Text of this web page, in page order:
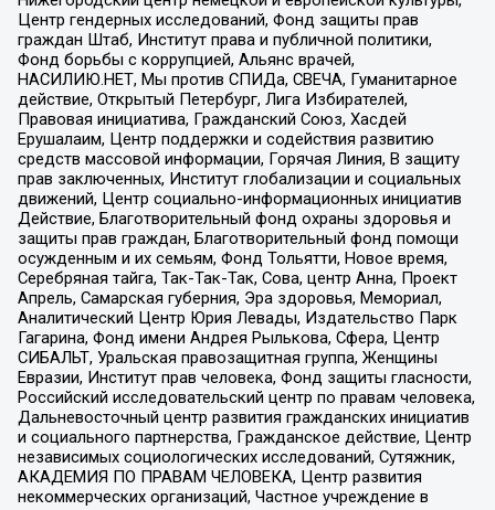
Центр гендерных исследований, Фонд защиты прав
граждан Штаб, Институт права и публичной политики,
Фонд борьбы с коррупцией, Альянс врачей,
НАСИЛИЮ.НЕТ, Мы против СПИДа, СВЕЧА, Гуманитарное
действие, Открытый Петербург, Лига Избирателей,
Правовая инициатива, Гражданский Союз, Хасдей
Ерушалаим, Центр поддержки и содействия развитию
средств массовой информации, Горячая Линия, В защиту
прав заключенных, Институт глобализации и социальных
движений, Центр социально-информационных инициатив
Действие, Благотворительный фонд охраны здоровья и
защиты прав граждан, Благотворительный фонд помощи
осужденным и их семьям, Фонд Тольятти, Новое время,
Серебряная тайга, Так-Так-Так, Сова, центр Анна, Проект
Апрель, Самарская губерния, Эра здоровья, Мемориал,
Аналитический Центр Юрия Левады, Издательство Парк
Гагарина, Фонд имени Андрея Рылькова, Сфера, Центр
СИБАЛЬТ, Уральская правозащитная группа, Женщины
Евразии, Институт прав человека, Фонд защиты гласности,
Российский исследовательский центр по правам человека,
Дальневосточный центр развития гражданских инициатив
и социального партнерства, Гражданское действие, Центр
независимых социологических исследований, Сутяжник,
АКАДЕМИЯ ПО ПРАВАМ ЧЕЛОВЕКА, Центр развития
некоммерческих организаций, Частное учреждение в